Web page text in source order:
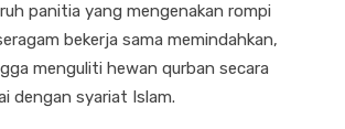
panitia yang mengenakan rompi
bekerja sama memindahkan,
menguliti hewan qurban secara
dengan syariat Islam.